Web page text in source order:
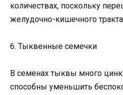
количествах, поскольку
желудочно-кишечного
6. Тыквенные семечки
В семенах тыквы много
способны уменьшить